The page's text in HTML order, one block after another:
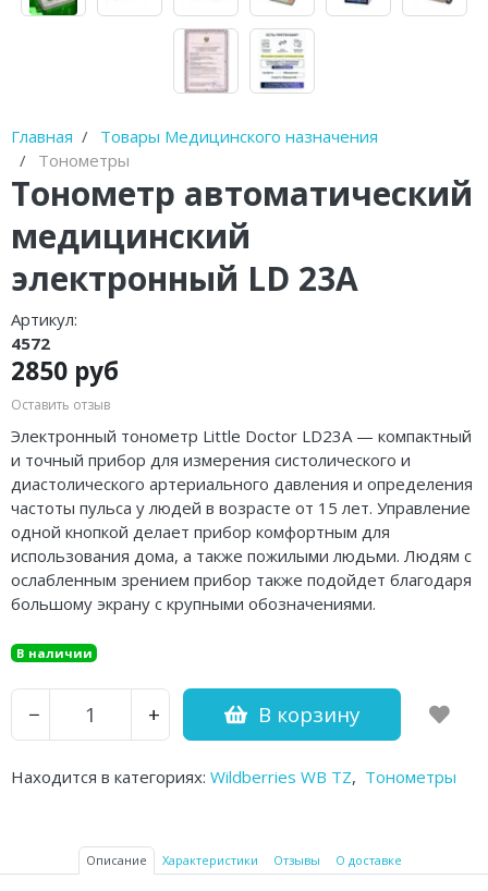
Главная
Товары Медицинского назначения
Тонометры
Тонометр автоматический
медицинский
электронный LD 23А
Артикул:
4572
2850 руб
Оставить отзыв
Электронный тонометр Little Doctor LD23A — компактный
и точный прибор для измерения систолического и
диастолического артериального давления и определения
частоты пульса у людей в возрасте от 15 лет. Управление
одной кнопкой делает прибор комфортным для
использования дома, а также пожилыми людьми. Людям с
ослабленным зрением прибор также подойдет благодаря
большому экрану с крупными обозначениями.
В наличии
− + В корзину
Находится в категориях: Wildberries WB TZ, Тонометры
Описание Характеристики Отзывы О доставке
Диски балансировочные
Очистители полости рта
Молокоотсосы
Спринцовки
Гимнастические мячи (фитболы)
Фототерапевтические аппараты
Пульсоксиметры
Устройства для стерилизации и
Баллон-нагнетатель
Аптечки и таблетницы
Контейнеры для биоматериалов
Вспомогательные устройства для
Кислородные устройства
Медицинские иглы и катетеры
Экспресс-тесты Covid 19